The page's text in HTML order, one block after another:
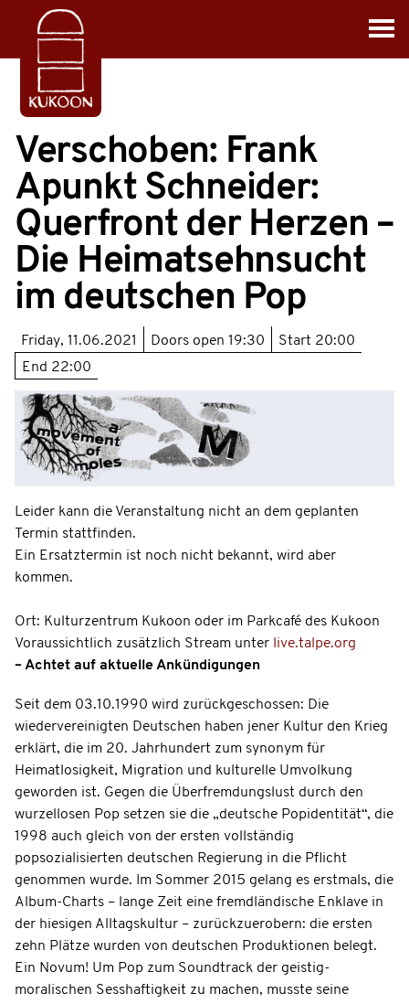
Verschoben: Frank
Apunkt Schneider:
Querfront der Herzen –
Die Heimatsehnsucht
im deutschen Pop
Friday, 11.06.2021 Doors open 19:30 Start 20:00
End 22:00
Leider kann die Veranstaltung nicht an dem geplanten
Termin stattfinden.
Ein Ersatztermin ist noch nicht bekannt, wird aber
kommen.
Ort: Kulturzentrum Kukoon oder im Parkcafé des Kukoon
Voraussichtlich zusätzlich Stream unter live.talpe.org
– Achtet auf aktuelle Ankündigungen
Seit dem 03.10.1990 wird zurückgeschossen: Die
wiedervereinigten Deutschen haben jener Kultur den Krieg
erklärt, die im 20. Jahrhundert zum synonym für
Heimatlosigkeit, Migration und kulturelle Umvolkung
geworden ist. Gegen die Überfremdungslust durch den
wurzellosen Pop setzen sie die „deutsche Popidentität“, die
1998 auch gleich von der ersten vollständig
popsozialisierten deutschen Regierung in die Pflicht
genommen wurde. Im Sommer 2015 gelang es erstmals, die
Album-Charts – lange Zeit eine fremdländische Enklave in
der hiesigen Alltagskultur – zurückzuerobern: die ersten
zehn Plätze wurden von deutschen Produktionen belegt.
Ein Novum! Um Pop zum Soundtrack der geistig-
moralischen Sesshaftigkeit zu machen, musste seine